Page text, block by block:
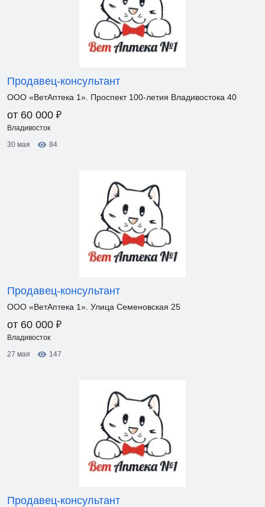
Продавец-консультант
ООО «ВетАптека 1». Проспект 100-летия Владивостока 40
от 60 000 ₽
Владивосток
30 мая
84
Продавец-консультант
ООО «ВетАптека 1». Улица Семеновская 25
от 60 000 ₽
Владивосток
27 мая
147
Продавец-консультант